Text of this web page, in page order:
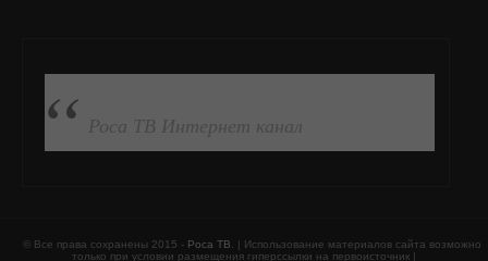
ПОДПИСАТЬСЯ НА FB
Роса ТВ Интернет канал
© Все права сохранены 2015 - Роса ТВ . | Использование материалов сайта возможно
только при условии размещения гиперссылки на первоисточник |